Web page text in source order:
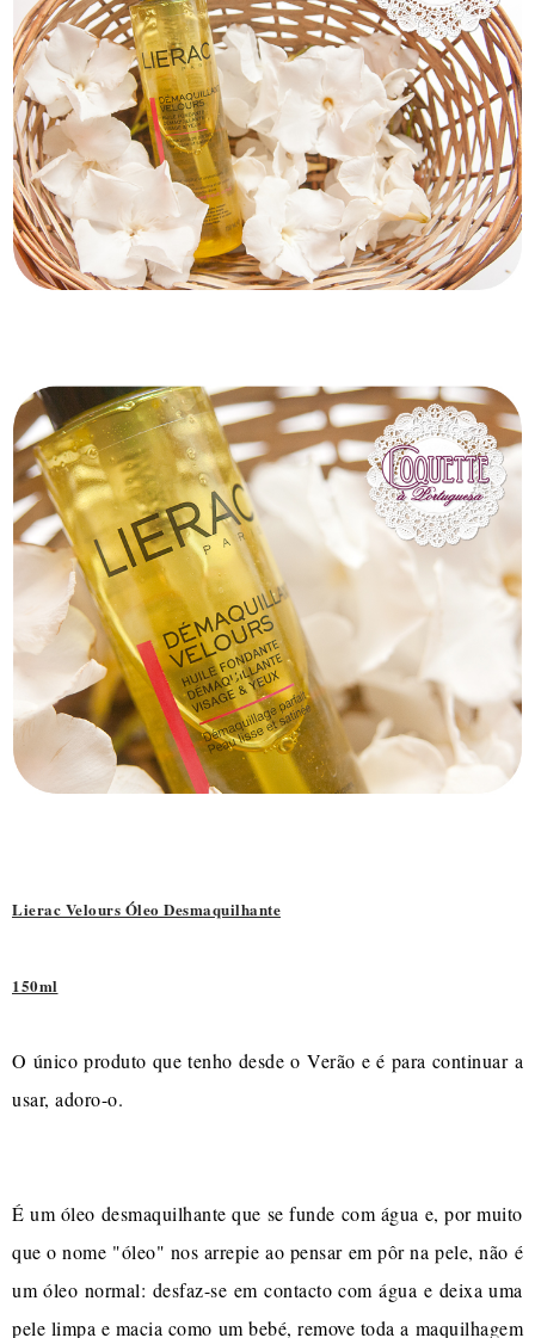
Lierac Velours Óleo Desmaquilhante
150ml
O único produto que tenho desde o Verão e é para continuar a
usar, adoro-o.
É um óleo desmaquilhante que se funde com água e, por muito
que o nome "óleo" nos arrepie ao pensar em pôr na pele, não é
um óleo normal: desfaz-se em contacto com água e deixa uma
pele limpa e macia como um bebé, remove toda a maquilhagem